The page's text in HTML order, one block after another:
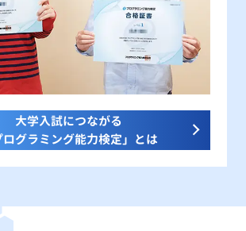
大学入試につながる
ログラミング能力検定」とは